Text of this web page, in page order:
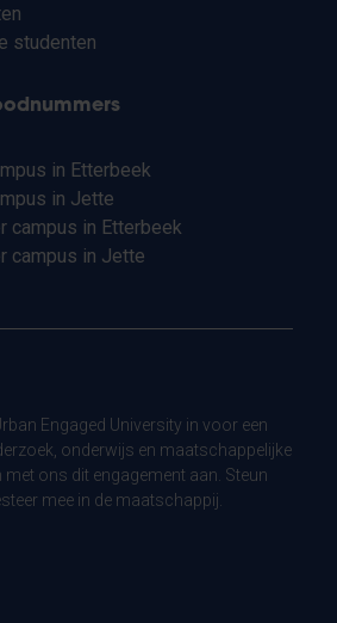
studenten
in Etterbeek
in Jette
campus in Etterbeek
campus in Jette
Engaged University in voor een
onderwijs en maatschappelijke
ons dit engagement aan. Steun
mee in de maatschappij.